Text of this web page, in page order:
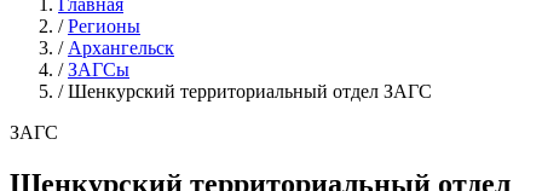
Главная
/ Регионы
/ Архангельск
/ ЗАГСы
/ Шенкурский территориальный отдел ЗАГС
ЗАГС
Шенкурский территориальный отдел